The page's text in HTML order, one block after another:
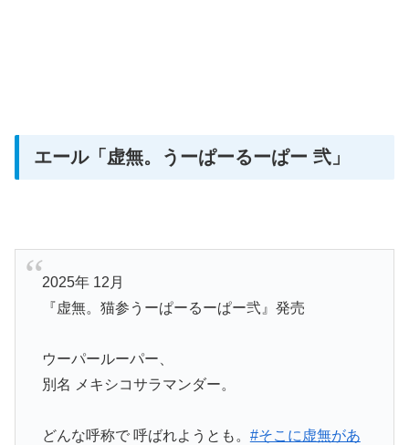
エール「虚無。うーぱーるーぱー 弐」
2025年 12月
『虚無。猫参うーぱーるーぱー弐』発売
ウーパールーパー、
別名 メキシコサラマンダー。
どんな呼称で 呼ばれようとも。 #そこに虚無があ